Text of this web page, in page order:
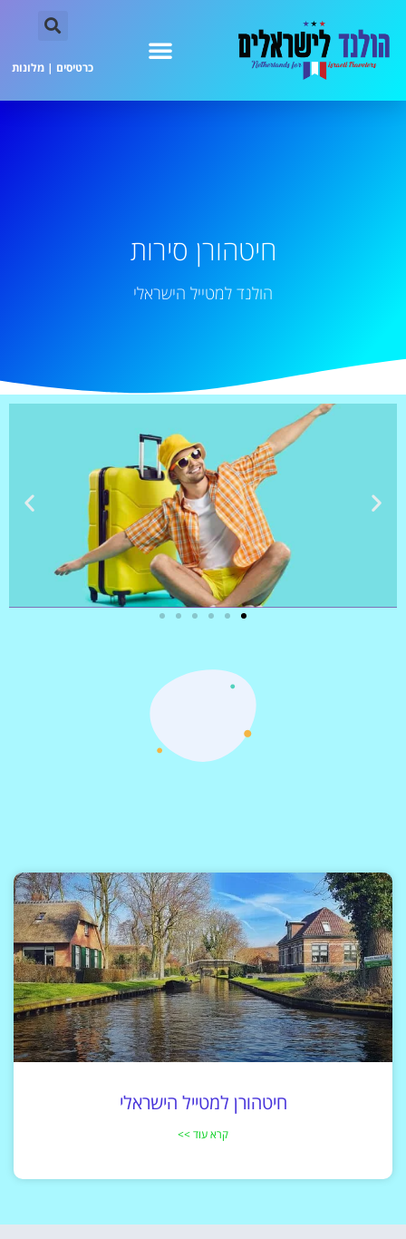
כרטיסים | מלונות
חיטהורן סירות
הולנד למטייל הישראלי
חיטהורן למטייל הישראלי
קרא עוד >>